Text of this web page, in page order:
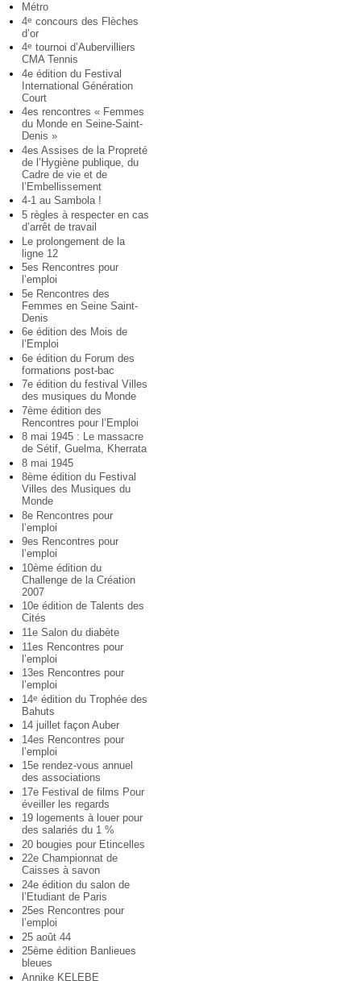
Métro
4e concours des Flèches
d’or
4e tournoi d’Aubervilliers
CMA Tennis
4e édition du Festival
International Génération
Court
4es rencontres « Femmes
du Monde en Seine-Saint-
Denis »
4es Assises de la Propreté
de l’Hygiène publique, du
Cadre de vie et de
l’Embellissement
4-1 au Sambola !
5 règles à respecter en cas
d’arrêt de travail
Le prolongement de la
ligne 12
5es Rencontres pour
l’emploi
5e Rencontres des
Femmes en Seine Saint-
Denis
6e édition des Mois de
l’Emploi
6e édition du Forum des
formations post-bac
7e édition du festival Villes
des musiques du Monde
7ème édition des
Rencontres pour l’Emploi
8 mai 1945 : Le massacre
de Sétif, Guelma, Kherrata
8 mai 1945
8ème édition du Festival
Villes des Musiques du
Monde
8e Rencontres pour
l’emploi
9es Rencontres pour
l’emploi
10ème édition du
Challenge de la Création
2007
10e édition de Talents des
Cités
11e Salon du diabète
11es Rencontres pour
l’emploi
13es Rencontres pour
l’emploi
14e édition du Trophée des
Bahuts
14 juillet façon Auber
14es Rencontres pour
l’emploi
15e rendez-vous annuel
des associations
17e Festival de films Pour
éveiller les regards
19 logements à louer pour
des salariés du 1 %
20 bougies pour Etincelles
22e Championnat de
Caisses à savon
24e édition du salon de
l’Etudiant de Paris
25es Rencontres pour
l’emploi
25 août 44
25ème édition Banlieues
bleues
Annike KELEBE